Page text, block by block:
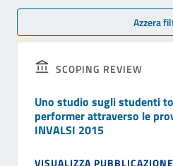
Azzera
SCOPING REVIEW
Uno studio sugli studenti
performer attraverso le
INVALSI 2015
VISUALIZZA PUBBLICAZIONE